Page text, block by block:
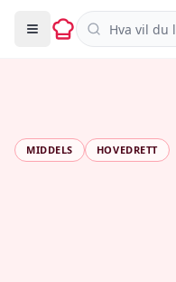
Søk i
MIDDELS HOVEDRETT